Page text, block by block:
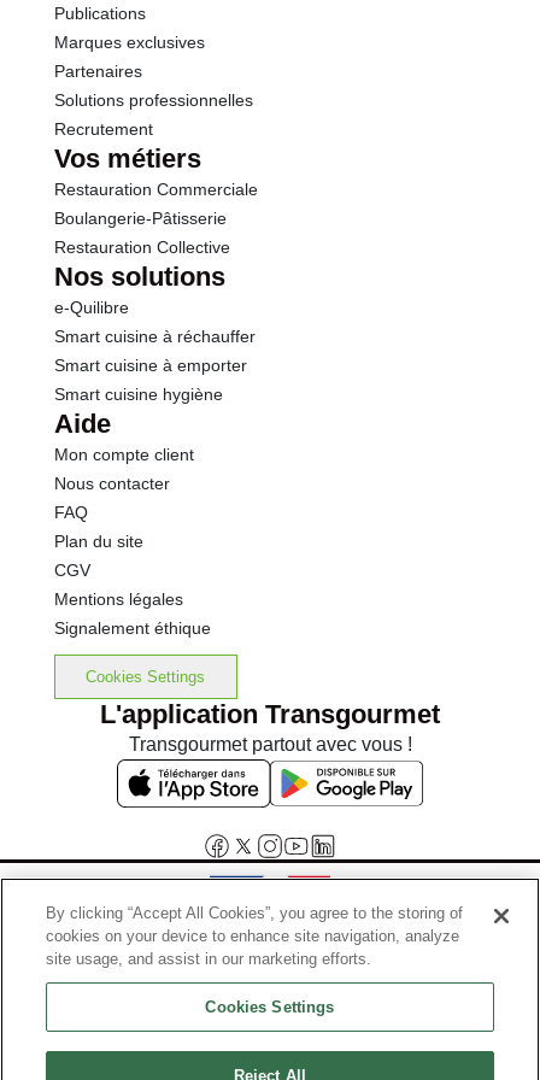
Publications
Marques exclusives
Partenaires
Solutions professionnelles
Recrutement
Vos métiers
Restauration Commerciale
Boulangerie-Pâtisserie
Restauration Collective
Nos solutions
e-Quilibre
Smart cuisine à réchauffer
Smart cuisine à emporter
Smart cuisine hygiène
Aide
Mon compte client
Nous contacter
FAQ
Plan du site
CGV
Mentions légales
Signalement éthique
Cookies Settings
L'application Transgourmet
Transgourmet partout avec vous !
Interdiction de vente de boissons alcooliques aux mineurs de
moins de 18 ans
La preuve de majorité de l'acheteur est exigée au moment de la vente
Code de la santé publique, Aar.l.3342-1 et l.3353-3
By clicking “Accept All Cookies”, you agree to the storing of
cookies on your device to enhance site navigation, analyze
site usage, and assist in our marketing efforts.
Cookies Settings
Reject All